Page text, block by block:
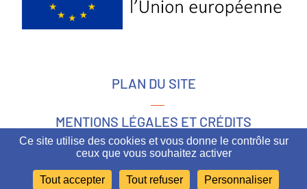
PLAN DU SITE
MENTIONS LÉGALES ET CRÉDITS
ACCESSIBILITÉ
Ce site utilise des cookies et vous donne le contrôle sur
ceux que vous souhaitez activer
Tout accepter Tout refuser Personnaliser